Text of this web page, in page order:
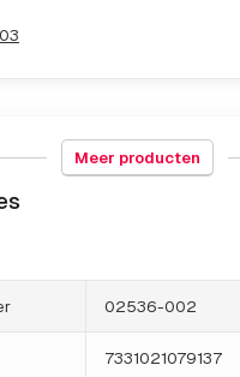
II 2 TB
II 4 TB
Meer producten
02536-002
7331021079137